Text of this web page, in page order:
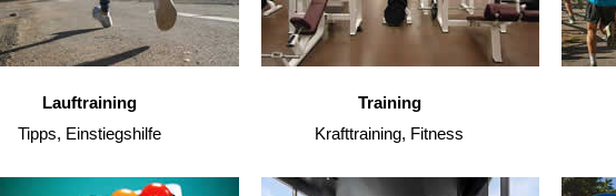
Lauftraining
Tipps, Einstiegshilfe
Training
Krafttraining, Fitness